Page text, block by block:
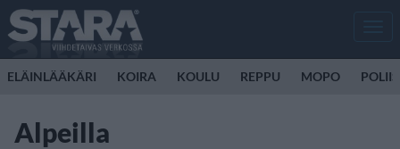
ELÄINLÄÄKÄRI KOIRA KOULU REPPU MOPO
Alpeilla